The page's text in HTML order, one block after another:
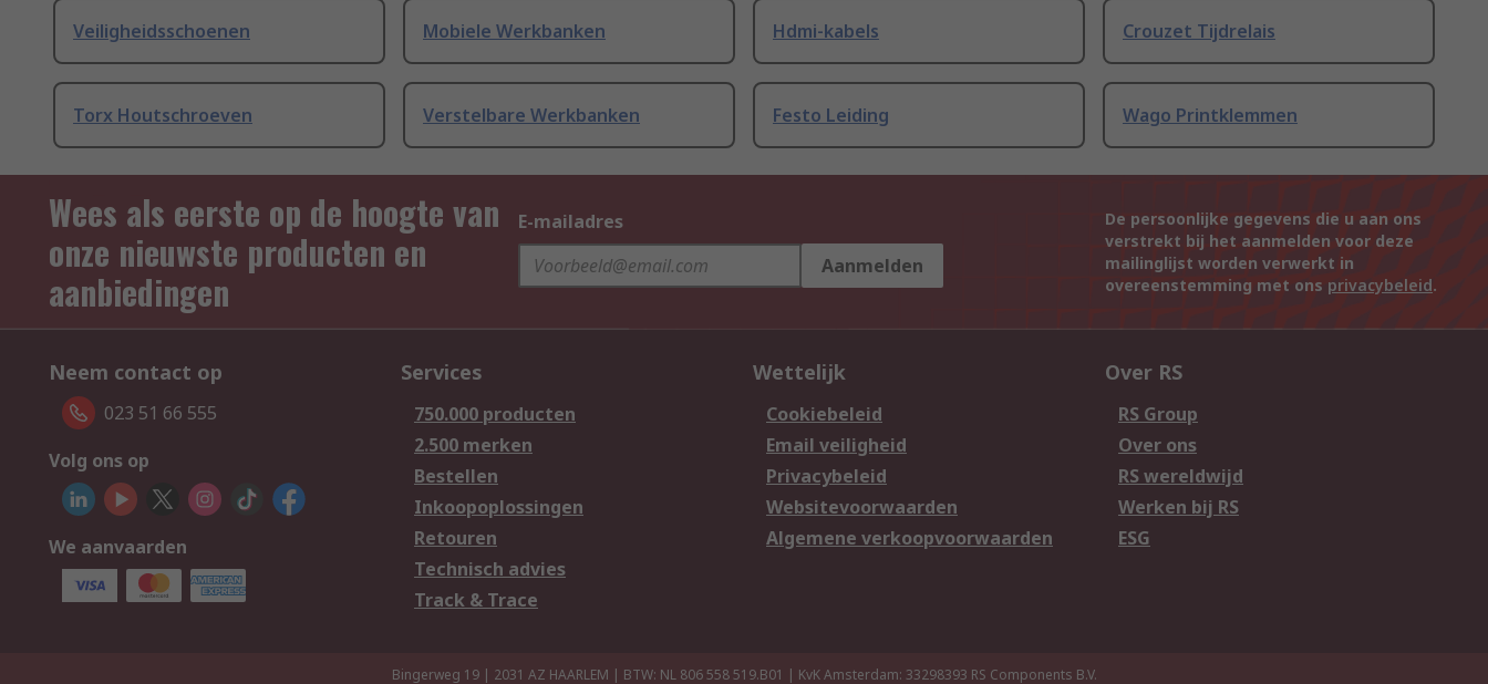
Veiligheidsschoenen Mobiele Werkbanken Hdmi-kabels Crouzet Tijdrelais
Torx Houtschroeven Verstelbare Werkbanken Festo Leiding Wago Printklemmen
Wees als eerste op de hoogte van
onze nieuwste producten en
aanbiedingen
E-mailadres
Aanmelden
De persoonlijke gegevens die u aan ons
verstrekt bij het aanmelden voor deze
mailinglijst worden verwerkt in
overeenstemming met ons privacybeleid.
Neem contact op
023 51 66 555
Volg ons op
We aanvaarden
Services
750.000 producten
2.500 merken
Bestellen
Inkoopoplossingen
Retouren
Technisch advies
Track & Trace
Wettelijk
Cookiebeleid
Email veiligheid
Privacybeleid
Websitevoorwaarden
Algemene verkoopvoorwaarden
Over RS
RS Group
Over ons
RS wereldwijd
Werken bij RS
ESG
Bingerweg 19 | 2031 AZ HAARLEM | BTW: NL 806 558 519.B01 | KvK Amsterdam: 33298393 RS Components B.V.